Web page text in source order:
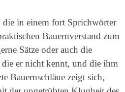
die in einem fort Sprichwörter
Bauernverstand zum
Sätze oder auch die
er nicht kennt, und die ihm
Bauernschläue zeigt sich,